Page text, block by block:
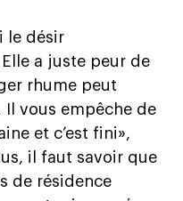
le désir
a juste peur de
rhume peut
vous empêche de
et c’est fini»,
il faut savoir que
de résidence